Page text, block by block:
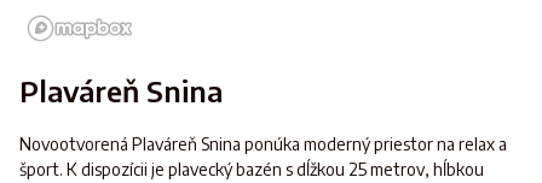
Plaváreň Snina
Novootvorená Plaváreň Snina ponúka moderný priestor na relax a
šport. K dispozícii je plavecký bazén s dĺžkou 25 metrov, hĺbkou